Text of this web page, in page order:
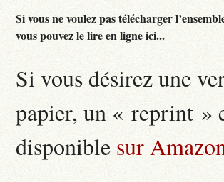
Si vous ne voulez pas télécharger
vous pouvez le lire en ligne ici...
Si vous désirez une
papier, un « reprint »
disponible sur